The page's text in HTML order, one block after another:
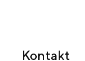
Kontakt